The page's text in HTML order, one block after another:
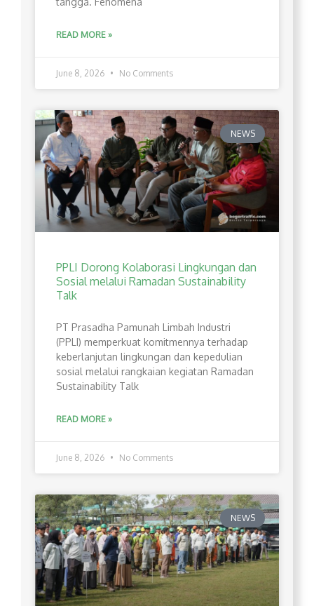
READ MORE »
June 8, 2026 No Comments
NEWS
PPLI Dorong Kolaborasi Lingkungan dan
Sosial melalui Ramadan Sustainability
Talk
PT Prasadha Pamunah Limbah Industri
(PPLI) memperkuat komitmennya terhadap
keberlanjutan lingkungan dan kepedulian
sosial melalui rangkaian kegiatan Ramadan
Sustainability Talk
READ MORE »
June 8, 2026 No Comments
NEWS